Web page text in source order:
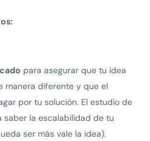
para asegurar que tu idea
manera diferente y que el
por tu solución. El estudio de
la escalabilidad de tu
ser más vale la idea).